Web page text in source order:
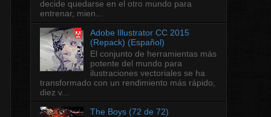
decide quedarse en el otro mundo para
entrenar, mien...
Adobe Illustrator CC 2015
(Repack) (Español)
El conjunto de herramientas más
potente del mundo para
ilustraciones vectoriales se ha
transformado con un rendimiento más rápido,
diez v...
The Boys (72 de 72)